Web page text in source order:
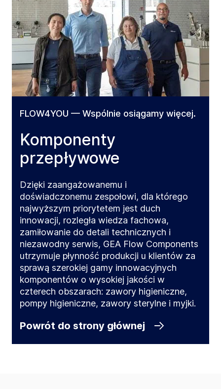
FLOW4YOU — Wspólnie osiągamy więcej.
Komponenty
przepływowe
Dzięki zaangażowanemu i
doświadczonemu zespołowi, dla którego
najwyższym priorytetem jest duch
innowacji, rozległa wiedza fachowa,
zamiłowanie do detali technicznych i
niezawodny serwis, GEA Flow Components
utrzymuje płynność produkcji u klientów za
sprawą szerokiej gamy innowacyjnych
komponentów o wysokiej jakości w
czterech obszarach: zawory higieniczne,
pompy higieniczne, zawory sterylne i myjki.
Powrót do strony głównej